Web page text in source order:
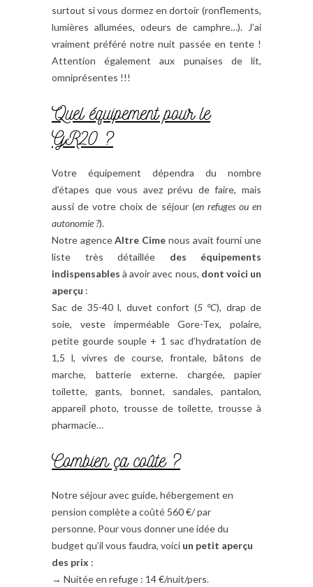
surtout si vous dormez en dortoir (ronflements,
lumières allumées, odeurs de camphre…). J’ai
vraiment préféré notre nuit passée en tente !
Attention également aux punaises de lit,
omniprésentes !!!
Quel équipement pour le
GR20 ?
Votre équipement dépendra du nombre
d’étapes que vous avez prévu de faire, mais
aussi de votre choix de séjour (en refuges ou en
autonomie ?).
Notre agenceAltre Cime nous avait fourni une
liste très détaillée des équipements
indispensables à avoir avec nous, dont voici un
aperçu :
Sac de 35-40 l, duvet confort (5 °C), drap de
soie, veste imperméable Gore-Tex, polaire,
petite gourde souple + 1 sac d’hydratation de
1,5 l, vivres de course, frontale, bâtons de
marche, batterie externe. chargée, papier
toilette, gants, bonnet, sandales, pantalon,
appareil photo, trousse de toilette, trousse à
pharmacie…
Combien ça coûte ?
Notre séjour avec guide, hébergement en
pension complète a coûté 560 €/ par
personne. Pour vous donner une idée du
budget qu’il vous faudra, voici un petit aperçu
des prix :
→ Nuitée en refuge : 14 €/nuit/pers.